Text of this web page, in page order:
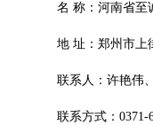
名 称：河南省至
地 址：郑州市上
联系人：许艳伟
联系方式： 0371-